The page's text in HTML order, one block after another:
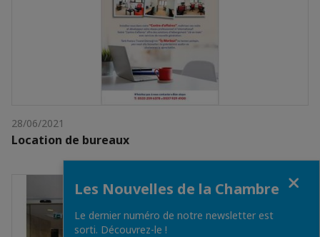
28/06/2021
Location de bureaux
Les Nouvelles de la Chambre
Le dernier numéro de notre newsletter est
sorti. Découvrez-le !